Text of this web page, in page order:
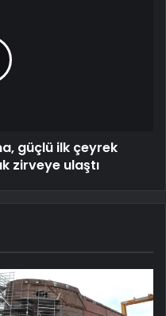
güçlü ilk çeyrek
zirveye ulaştı